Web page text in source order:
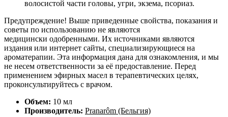
волосистой части головы, угри, экзема, псориаз.
Предупреждение! Выше приведенные свойства, показания и
советы по использованию не являются
медицински одобренными. Их источниками являются
издания или интернет сайты, специализирующиеся на
ароматерапии. Эта информация дана для ознакомления, и мы
не несем ответственности за её предоставление. Перед
применением эфирных масел в терапевтических целях,
проконсультируйтесь с врачом.
Объем: 10 мл
Производитель: Pranarôm (Бельгия)